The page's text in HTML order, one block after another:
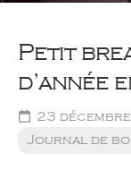
Petit
d’année
23
Journal de